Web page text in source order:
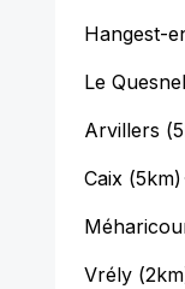
Hangest-
Le Quesnel
Arvillers (
Caix(5km)
Vrély(2km